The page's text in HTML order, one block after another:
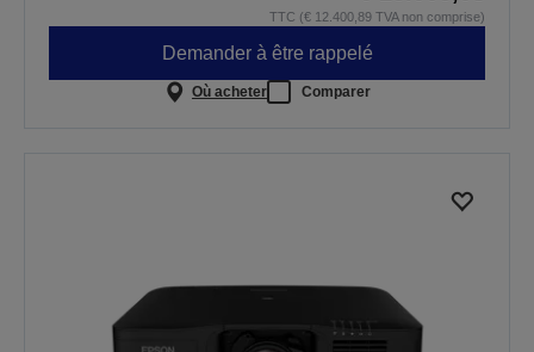
TTC (€ 12.400,89 TVA non comprise)
Demander à être rappelé
Où acheter Comparer